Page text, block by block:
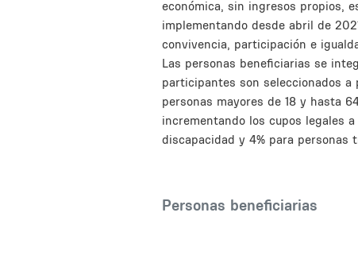
económica, sin ingresos propios,
implementando desde abril de
convivencia, participación e
Las personas beneficiarias se
participantes son seleccionados
personas mayores de 18 y hasta
incrementando los cupos legales
discapacidad y 4% para personas
Personas beneficiarias